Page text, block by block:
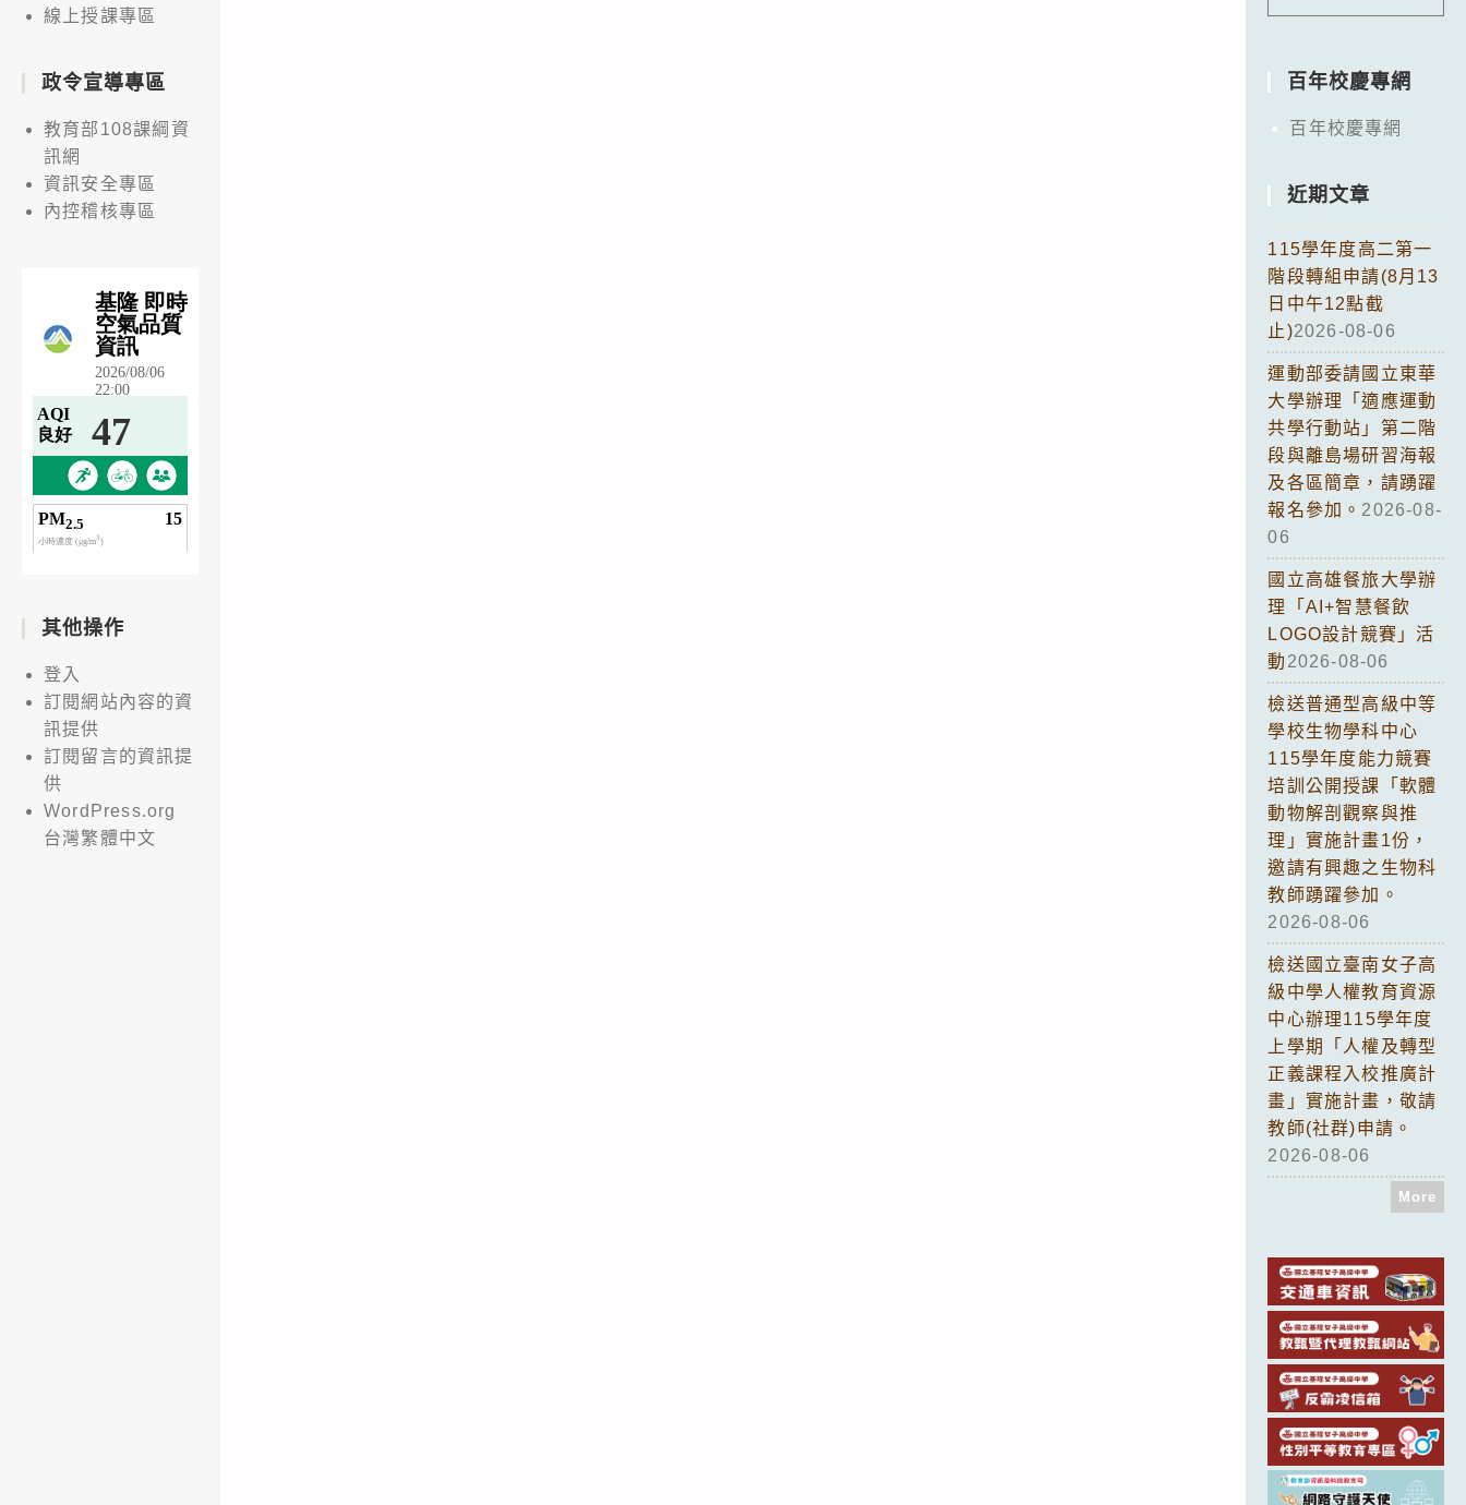
線上授課專區
政令宣導專區
教育部108課綱資
訊網
資訊安全專區
內控稽核專區
其他操作
登入
訂閱網站內容的資
訊提供
訂閱留言的資訊提
供
WordPress.org
台灣繁體中文
百年校慶專網
百年校慶專網
近期文章
115學年度高二第一
階段轉組申請(8月13
日中午12點截
止)2026-08-06
運動部委請國立東華
大學辦理「適應運動
共學行動站」第二階
段與離島場研習海報
及各區簡章，請踴躍
報名參加。 2026-08-
06
國立高雄餐旅大學辦
理「AI+智慧餐飲
LOGO設計競賽」活
動 2026-08-06
檢送普通型高級中等
學校生物學科中心
115學年度能力競賽
培訓公開授課「軟體
動物解剖觀察與推
理」實施計畫1份，
邀請有興趣之生物科
教師踴躍參加。
2026-08-06
檢送國立臺南女子高
級中學人權教育資源
中心辦理115學年度
上學期「人權及轉型
正義課程入校推廣計
畫」實施計畫，敬請
教師(社群)申請。
2026-08-06
More